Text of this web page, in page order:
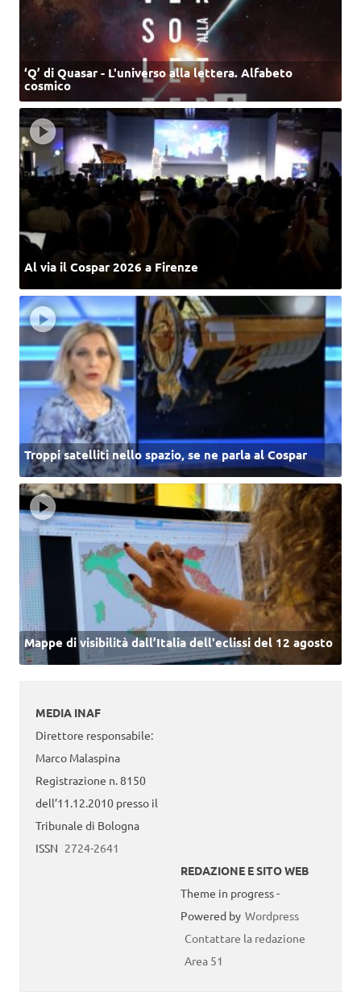
‘Q’ di Quasar - L'universo alla lettera. Alfabeto
cosmico
Al via il Cospar 2026 a Firenze
Troppi satelliti nello spazio, se ne parla al Cospar
Mappe di visibilità dall’Italia dell'eclissi del 12 agosto
MEDIA INAF
Direttore responsabile:
Marco Malaspina
Registrazione n. 8150
dell’11.12.2010 presso il
Tribunale di Bologna
ISSN 2724-2641
REDAZIONE E SITO WEB
Theme in progress -
Powered by Wordpress
Contattare la redazione
Area 51